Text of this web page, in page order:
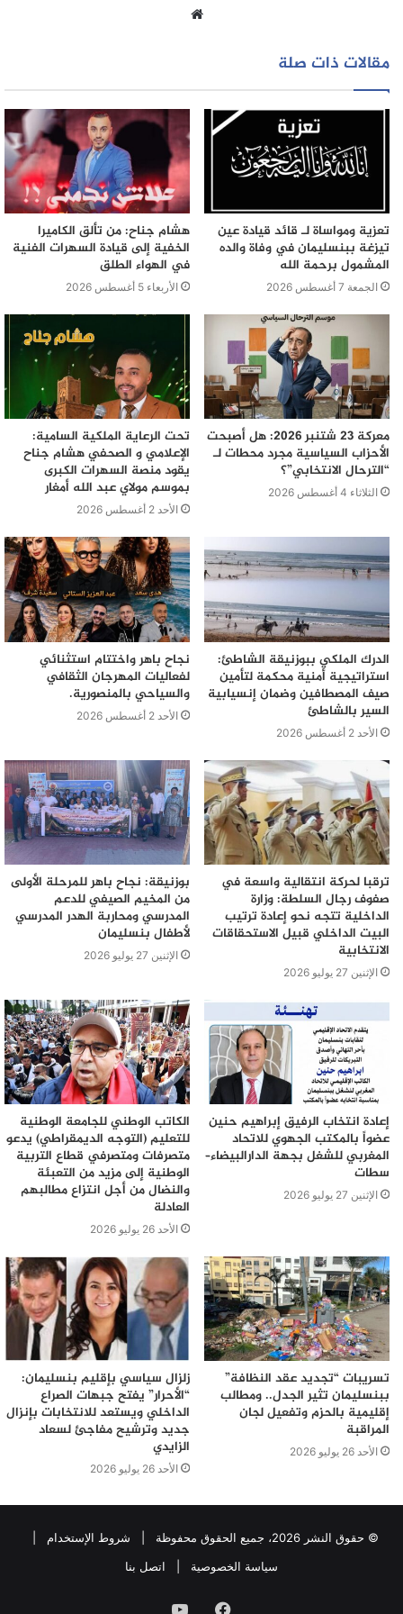
الحميدي وعدد من المتهمين الآخرين في أفعال جرمية أدت إلى
الأحكام النهائية
مقالات ذات صلة
تعزية ومواساة لـ قائد قيادة عين
تيزغة ببنسليمان في وفاة والده
المشمول برحمة الله
الجمعة 7 أغسطس 2026
هشام جناح: من تألق الكاميرا
الخفية إلى قيادة السهرات الفنية
في الهواء الطلق
الأربعاء 5 أغسطس 2026
معركة 23 شتنبر 2026: هل أصبحت
الأحزاب السياسية مجرد محطات لـ
“الترحال الانتخابي”؟
الثلاثاء 4 أغسطس 2026
تحت الرعاية الملكية السامية:
الإعلامي و الصحفي هشام جناح
يقود منصة السهرات الكبرى
بموسم مولاي عبد الله أمغار
الأحد 2 أغسطس 2026
الدرك الملكي ببوزنيقة الشاطئ:
استراتيجية أمنية محكمة لتأمين
صيف المصطافين وضمان إنسيابية
السير بالشاطئ
الأحد 2 أغسطس 2026
نجاح باهر واختتام استثنائي
لفعاليات المهرجان الثقافي
والسياحي بالمنصورية.
الأحد 2 أغسطس 2026
ترقبا لحركة انتقالية واسعة في
صفوف رجال السلطة: وزارة
الداخلية تتجه نحو إعادة ترتيب
البيت الداخلي قبيل الاستحقاقات
الانتخابية
الإثنين 27 يوليو 2026
بوزنيقة: نجاح باهر للمرحلة الأولى
من المخيم الصيفي للدعم
المدرسي ومحاربة الهدر المدرسي
لأطفال بنسليمان
الإثنين 27 يوليو 2026
إعادة انتخاب الرفيق إبراهيم حنين
عضواً بالمكتب الجهوي للاتحاد
المغربي للشغل بجهة الدارالبيضاء–
سطات
الإثنين 27 يوليو 2026
الكاتب الوطني للجامعة الوطنية
للتعليم (التوجه الديمقراطي) يدعو
متصرفات ومتصرفي قطاع التربية
الوطنية إلى مزيد من التعبئة
والنضال من أجل انتزاع مطالبهم
العادلة
الأحد 26 يوليو 2026
تسريبات “تجديد عقد النظافة”
ببنسليمان تثير الجدل.. ومطالب
إقليمية بالحزم وتفعيل لجان
المراقبة
الأحد 26 يوليو 2026
زلزال سياسي بإقليم بنسليمان:
“الأحرار” يفتح جبهات الصراع
الداخلي ويستعد للانتخابات بإنزال
جديد وترشيح مفاجئ لسعاد
الزايدي
الأحد 26 يوليو 2026
© حقوق النشر 2026، جميع الحقوق محفوظة | شروط الإستخدام
سياسة الخصوصية
اتصل بنا
فيسبوكيوتيوب